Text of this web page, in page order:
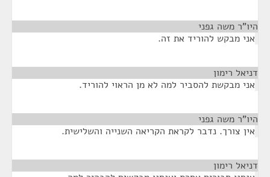
היו"ר משה גפני
אני מבקש להוריד את זה.
דניאל רימון
אני מבקשת להסביר למה לא מן הראוי להוריד.
היו"ר משה גפני
אין צורך. נדבר לקראת הקריאה השנייה והשלישית.
דניאל רימון